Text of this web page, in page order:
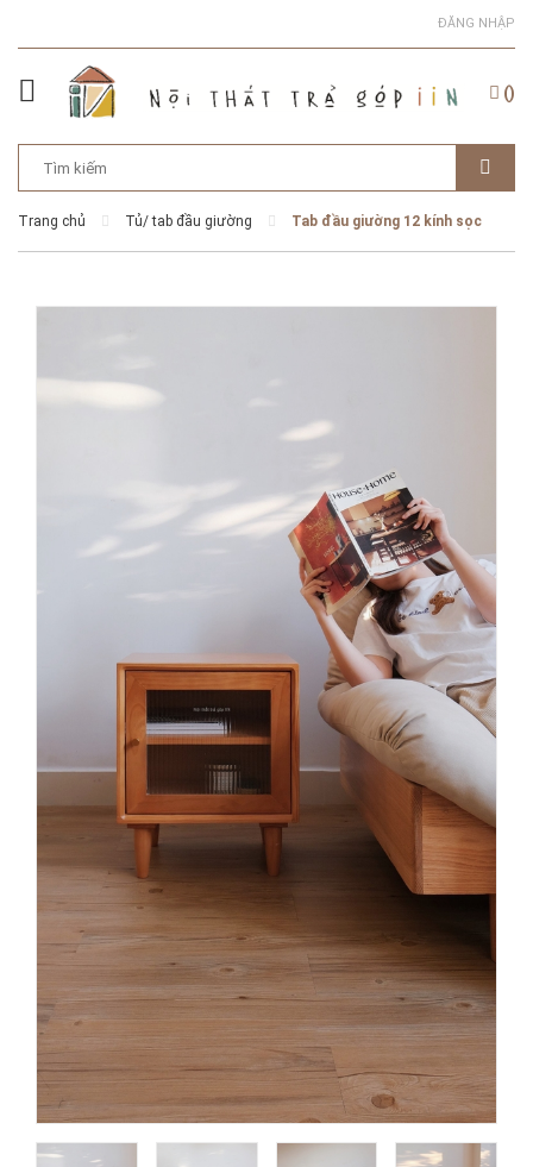
ĐĂNG NHẬP
()
Trang chủ Tủ/ tab đầu giường Tab đầu giường 12 kính sọc